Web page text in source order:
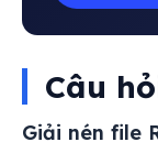
Câu
Giải nén file